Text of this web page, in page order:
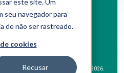
este site. Um
seu navegador para
de não ser rastreado.
cookies
Recusar
Campuspara o 2º semestre de 2026.
Benefícios Graduação